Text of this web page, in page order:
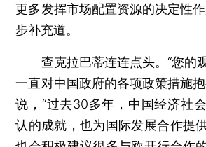
更多发挥市场配置资源的决定性
步补充道。
查克拉巴蒂连连点头。“您的
一直对中国政府的各项政策措施
说，“过去30多年，中国经济社
认的成就，也为国际发展合作提